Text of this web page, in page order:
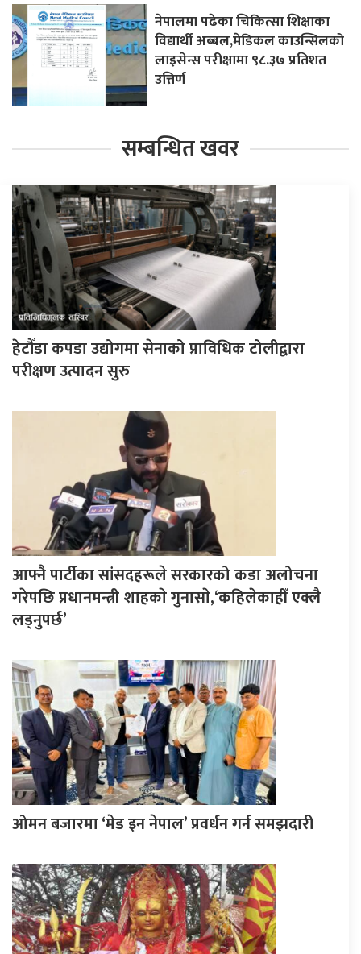
नेपालमा पढेका चिकित्सा शिक्षाका
विद्यार्थी अब्बल,मेडिकल काउन्सिलको
लाइसेन्स परीक्षामा ९८.३७ प्रतिशत
उत्तिर्ण
सम्बन्धित खवर
हेटौँडा कपडा उद्योगमा सेनाको प्राविधिक टोलीद्वारा
परीक्षण उत्पादन सुरु
आफ्नै पार्टीका सांसदहरूले सरकारको कडा अलोचना
गरेपछि प्रधानमन्त्री शाहकाे गुनासाे,‘कहिलेकाहीँ एक्लै
लड्नुपर्छ’
ओमन बजारमा ‘मेड इन नेपाल’ प्रवर्धन गर्न समझदारी